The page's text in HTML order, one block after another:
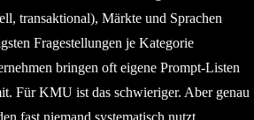
transaktional), Märkte und Sprachen
Fragestellungen je Kategorie
bringen oft eigene Prompt-Listen
Für KMU ist das schwieriger. Aber genau
fast niemand systematisch nutzt.